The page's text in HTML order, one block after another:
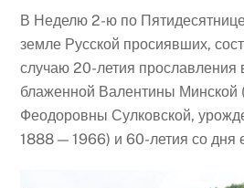
В Неделю 2-ю по
земле Русской просиявших,
случаю 20-летия прославления
блаженной Валентины Минской
Феодоровны Сулковской,
1888 — 1966) и 60-летия со дня